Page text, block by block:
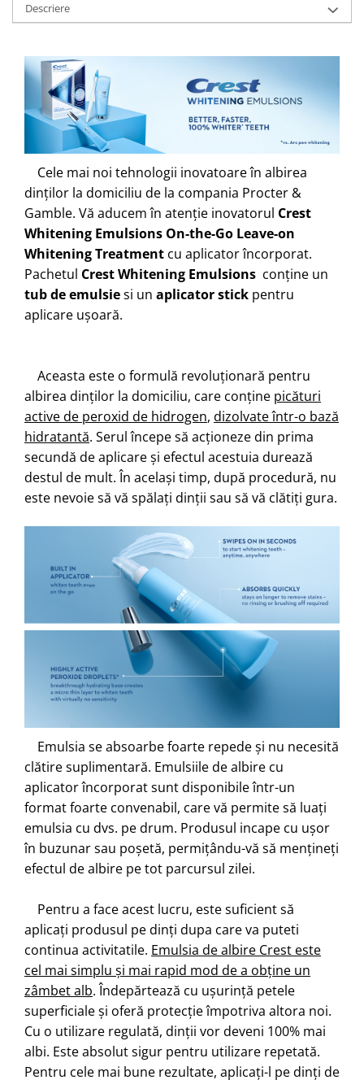
Descriere
Cele mai noi tehnologii inovatoare în albirea
dinților la domiciliu de la compania Procter &
Gamble. Vă aducem în atenție inovatorul Crest
Whitening Emulsions On-the-Go Leave-on
Whitening Treatment cu aplicator încorporat.
Pachetul Crest Whitening Emulsions conține un
tub de emulsiesi un aplicator stick pentru
aplicare ușoară.
Aceasta este o formulă revoluționară pentru
albirea dinților la domiciliu, care conține picături
active de peroxid de hidrogen, dizolvate într-o bază
hidratantă. Serul începe să acționeze din prima
secundă de aplicare și efectul acestuia durează
destul de mult. În același timp, după procedură, nu
este nevoie să vă spălați dinții sau să vă clătiți gura.
Emulsia se absoarbe foarte repede și nu necesită
clătire suplimentară. Emulsiile de albire cu
aplicator încorporat sunt disponibile într-un
format foarte convenabil, care vă permite să luați
emulsia cu dvs. pe drum. Produsul incape cu ușor
în buzunar sau poșetă, permițându-vă să mențineți
efectul de albire pe tot parcursul zilei.
Pentru a face acest lucru, este suficient să
aplicați produsul pe dinți dupa care va puteti
continua activitatile. Emulsia de albire Crest este
cel mai simplu și mai rapid mod de a obține un
zâmbet alb. Îndepărtează cu ușurință petele
superficiale și oferă protecție împotriva altora noi.
Cu o utilizare regulată, dinții vor deveni 100% mai
albi. Este absolut sigur pentru utilizare repetată.
Pentru cele mai bune rezultate, aplicați-l pe dinți de